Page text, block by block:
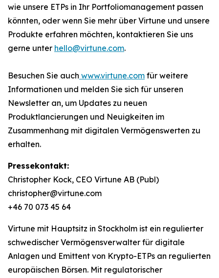
wie unsere ETPs in Ihr Portfoliomanagement passen
könnten, oder wenn Sie mehr über Virtune und unsere
Produkte erfahren möchten, kontaktieren Sie uns
gerne unter hello@virtune.com.
Besuchen Sie auch www.virtune.com für weitere
Informationen und melden Sie sich für unseren
Newsletter an, um Updates zu neuen
Produktlancierungen und Neuigkeiten im
Zusammenhang mit digitalen Vermögenswerten zu
erhalten.
Pressekontakt:
Christopher Kock, CEO Virtune AB (Publ)
christopher@virtune.com
+46 70 073 45 64
Virtune mit Hauptsitz in Stockholm ist ein regulierter
schwedischer Vermögensverwalter für digitale
Anlagen und Emittent von Krypto-ETPs an regulierten
europäischen Börsen. Mit regulatorischer